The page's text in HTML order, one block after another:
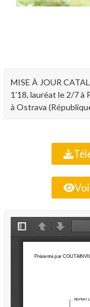
MISE À JOUR
1’18, lauréat le 2/7
à Ostrava